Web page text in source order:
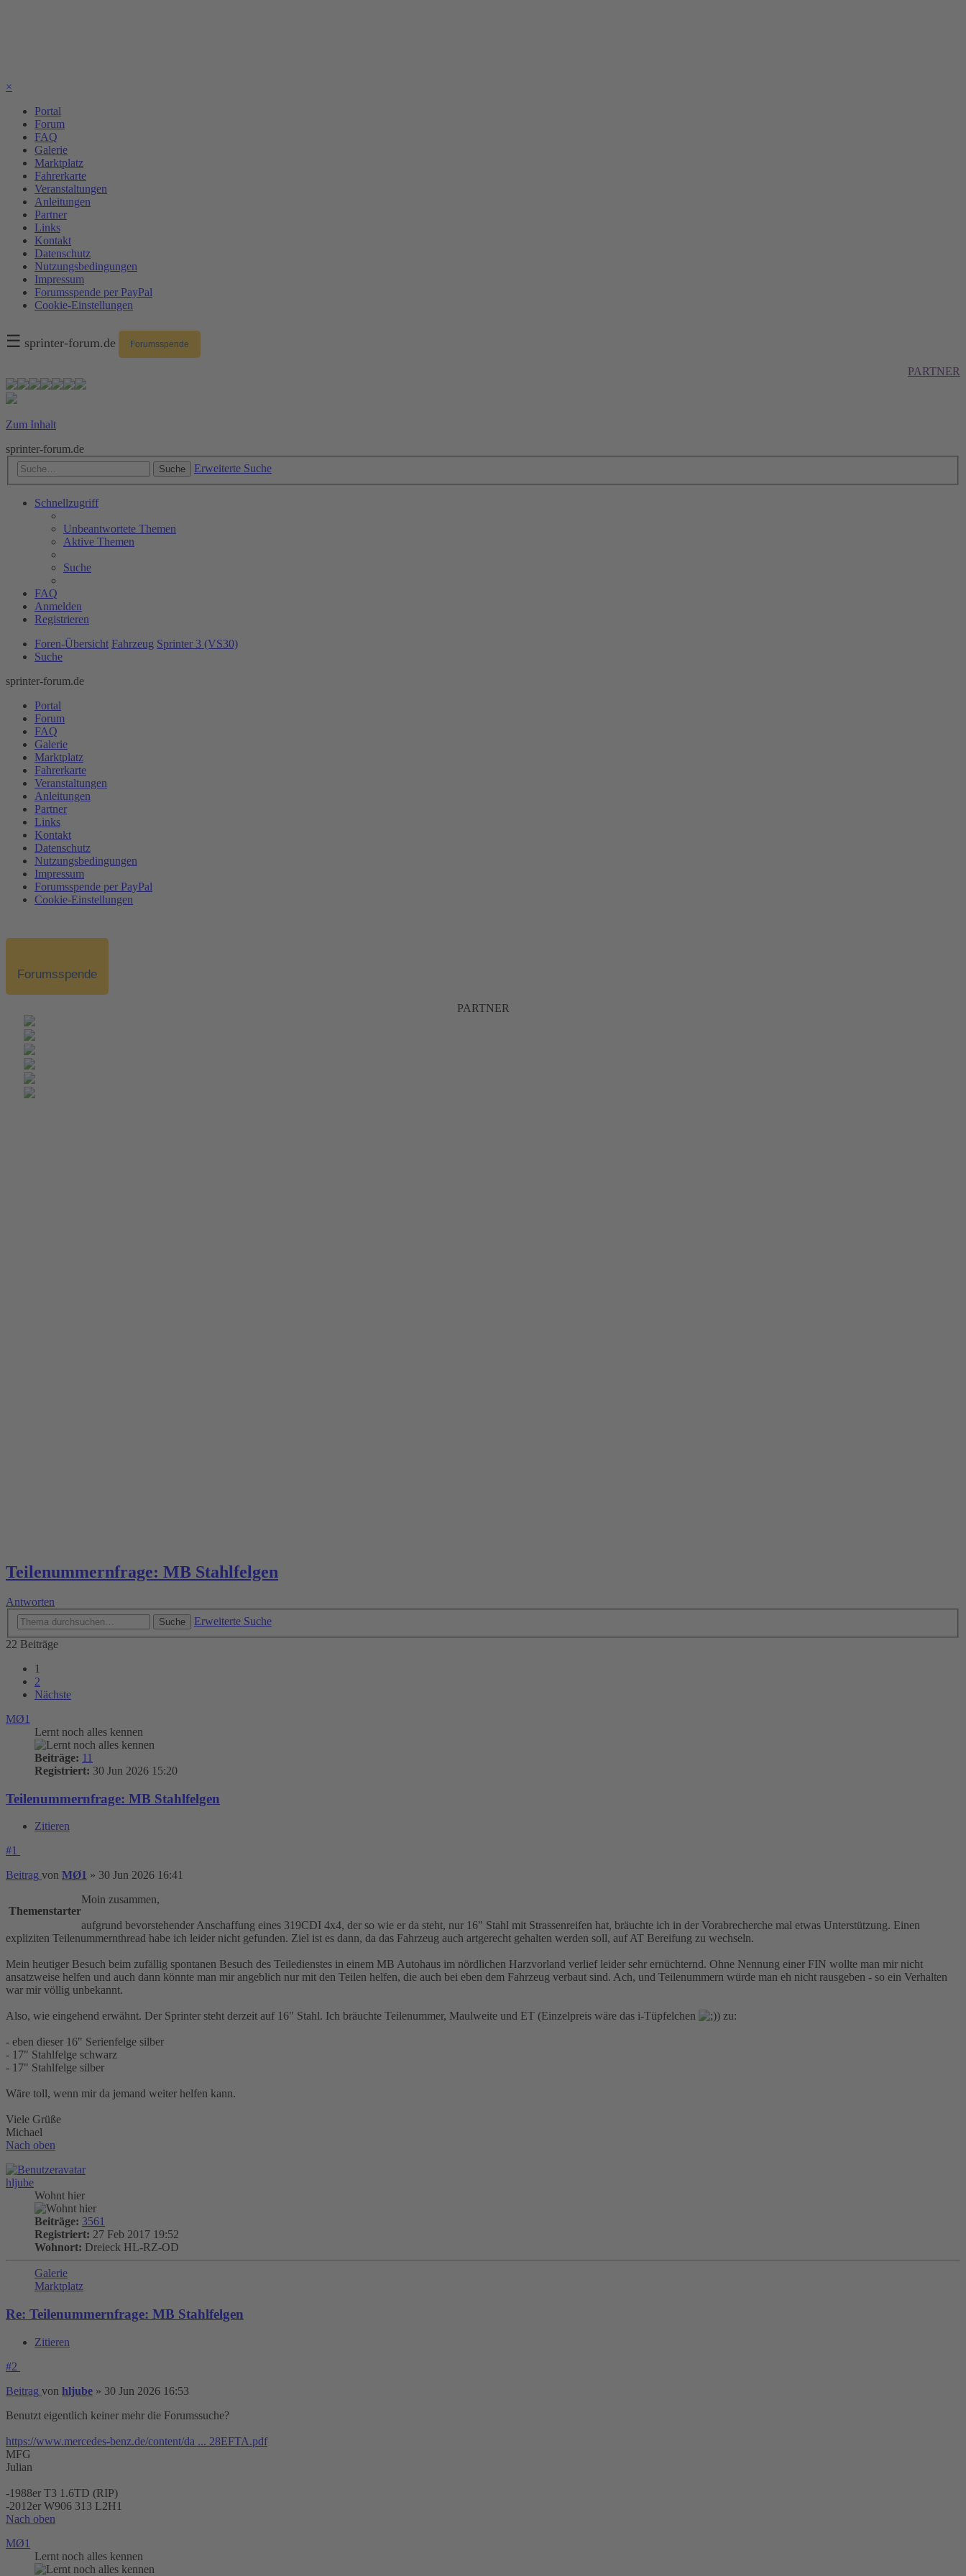
×
Portal
Forum
FAQ
Galerie
Marktplatz
Fahrerkarte
Veranstaltungen
Anleitungen
Partner
Links
Kontakt
Datenschutz
Nutzungsbedingungen
Impressum
Forumsspende per PayPal
Cookie-Einstellungen
☰ sprinter-forum.de Forumsspende
PARTNER
Zum Inhalt
sprinter-forum.de
Suche Erweiterte Suche
Schnellzugriff
Unbeantwortete Themen
Aktive Themen
Suche
FAQ
Anmelden
Registrieren
Foren-Übersicht Fahrzeug Sprinter 3 (VS30)
Suche
sprinter-forum.de
Portal
Forum
FAQ
Galerie
Marktplatz
Fahrerkarte
Veranstaltungen
Anleitungen
Partner
Links
Kontakt
Datenschutz
Nutzungsbedingungen
Impressum
Forumsspende per PayPal
Cookie-Einstellungen
Forumsspende
PARTNER
Teilenummernfrage: MB Stahlfelgen
Antworten
Suche
Erweiterte Suche
22 Beiträge
1
2
Nächste
MØ1
Lernt noch alles kennen
Beiträge: 11
Registriert: 30 Jun 2026 15:20
Teilenummernfrage: MB Stahlfelgen
Zitieren
#1
Beitrag von MØ1 » 30 Jun 2026 16:41
Themenstarter
Moin zusammen,
aufgrund bevorstehender Anschaffung eines 319CDI 4x4, der so wie er da steht, nur 16" Stahl mit Strassenreifen hat, bräuchte ich in der Vorabrecherche mal etwas Unterstützung. Einen
expliziten Teilenummernthread habe ich leider nicht gefunden. Ziel ist es dann, da das Fahrzeug auch artgerecht gehalten werden soll, auf AT Bereifung zu wechseln.
Mein heutiger Besuch beim zufällig spontanen Besuch des Teiledienstes in einem MB Autohaus im nördlichen Harzvorland verlief leider sehr ernüchternd. Ohne Nennung einer FIN wollte man mir nicht
ansatzweise helfen und auch dann könnte man mir angeblich nur mit den Teilen helfen, die auch bei eben dem Fahrzeug verbaut sind. Ach, und Teilenummern würde man eh nicht rausgeben - so ein Verhalten
war mir völlig unbekannt.
Also, wie eingehend erwähnt. Der Sprinter steht derzeit auf 16" Stahl. Ich bräuchte Teilenummer, Maulweite und ET (Einzelpreis wäre das i-Tüpfelchen ) zu:
- eben dieser 16" Serienfelge silber
- 17" Stahlfelge schwarz
- 17" Stahlfelge silber
Wäre toll, wenn mir da jemand weiter helfen kann.
Viele Grüße
Michael
Nach oben
hljube
Wohnt hier
Beiträge: 3561
Registriert: 27 Feb 2017 19:52
Wohnort: Dreieck HL-RZ-OD
Galerie
Marktplatz
Re: Teilenummernfrage: MB Stahlfelgen
Zitieren
#2
Beitrag von hljube » 30 Jun 2026 16:53
Benutzt eigentlich keiner mehr die Forumssuche?
https://www.mercedes-benz.de/content/da ... 28EFTA.pdf
MFG
Julian
-1988er T3 1.6TD (RIP)
-2012er W906 313 L2H1
Nach oben
MØ1
Lernt noch alles kennen